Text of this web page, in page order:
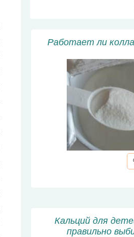
Работает ли
Кальций для
правильно